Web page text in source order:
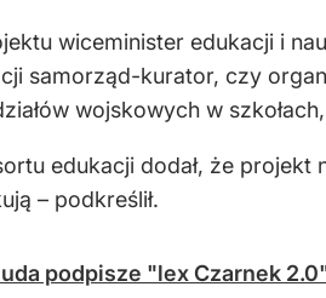
wiceminister edukacji i
samorząd-kurator, czy
wojskowych w
edukacji dodał, że
– podkreślił.
podpisze "lex Czarnek